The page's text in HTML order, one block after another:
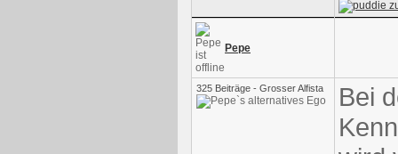
Pepe
325 Beiträge - Grosser Alfista
Bei